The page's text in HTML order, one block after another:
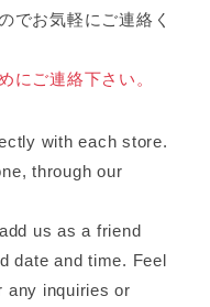
でお気軽にご連絡く
にご連絡下さい。
with each store.
through our
us as a friend
date and time. Feel
any inquiries or